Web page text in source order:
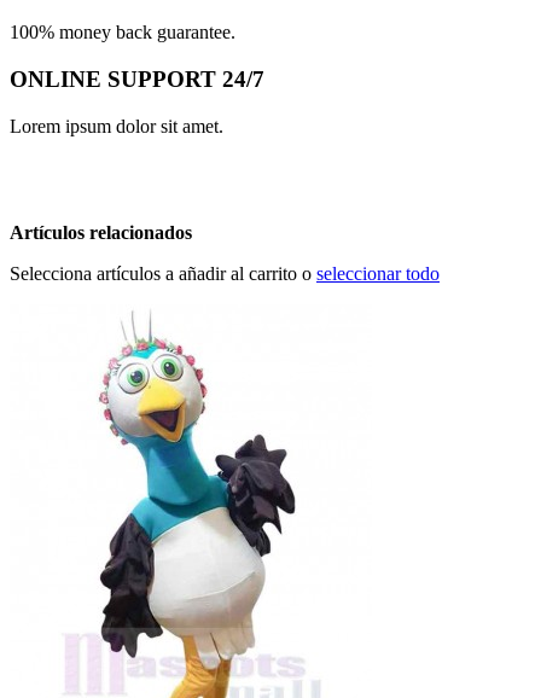
100% money back guarantee.
ONLINE SUPPORT 24/7
Lorem ipsum dolor sit amet.
Artículos relacionados
Selecciona artículos a añadir al carrito o seleccionar todo